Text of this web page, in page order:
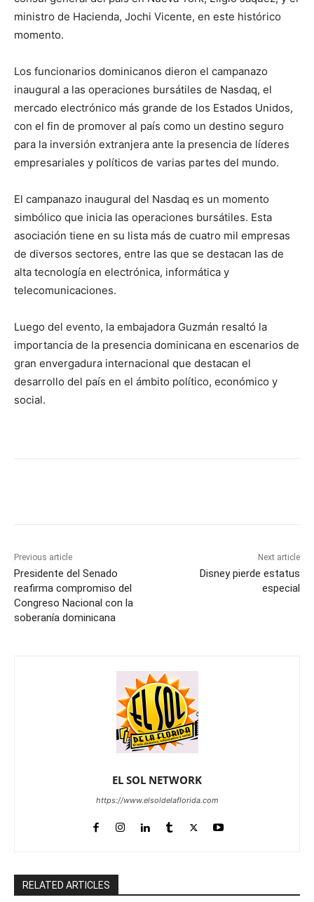
ministro de Hacienda, Jochi Vicente, en este histórico
momento.
Los funcionarios dominicanos dieron el campanazo
inaugural a las operaciones bursátiles de Nasdaq, el
mercado electrónico más grande de los Estados Unidos,
con el fin de promover al país como un destino seguro
para la inversión extranjera ante la presencia de líderes
empresariales y políticos de varias partes del mundo.
El campanazo inaugural del Nasdaq es un momento
simbólico que inicia las operaciones bursátiles. Esta
asociación tiene en su lista más de cuatro mil empresas
de diversos sectores, entre las que se destacan las de
alta tecnología en electrónica, informática y
telecomunicaciones.
Luego del evento, la embajadora Guzmán resaltó la
importancia de la presencia dominicana en escenarios de
gran envergadura internacional que destacan el
desarrollo del país en el ámbito político, económico y
social.
Previous article
Presidente del Senado
reafirma compromiso del
Congreso Nacional con la
soberanía dominicana
Next article
Disney pierde estatus
especial
EL SOL NETWORK
https://www.elsoldelaflorida.com
RELATED ARTICLES